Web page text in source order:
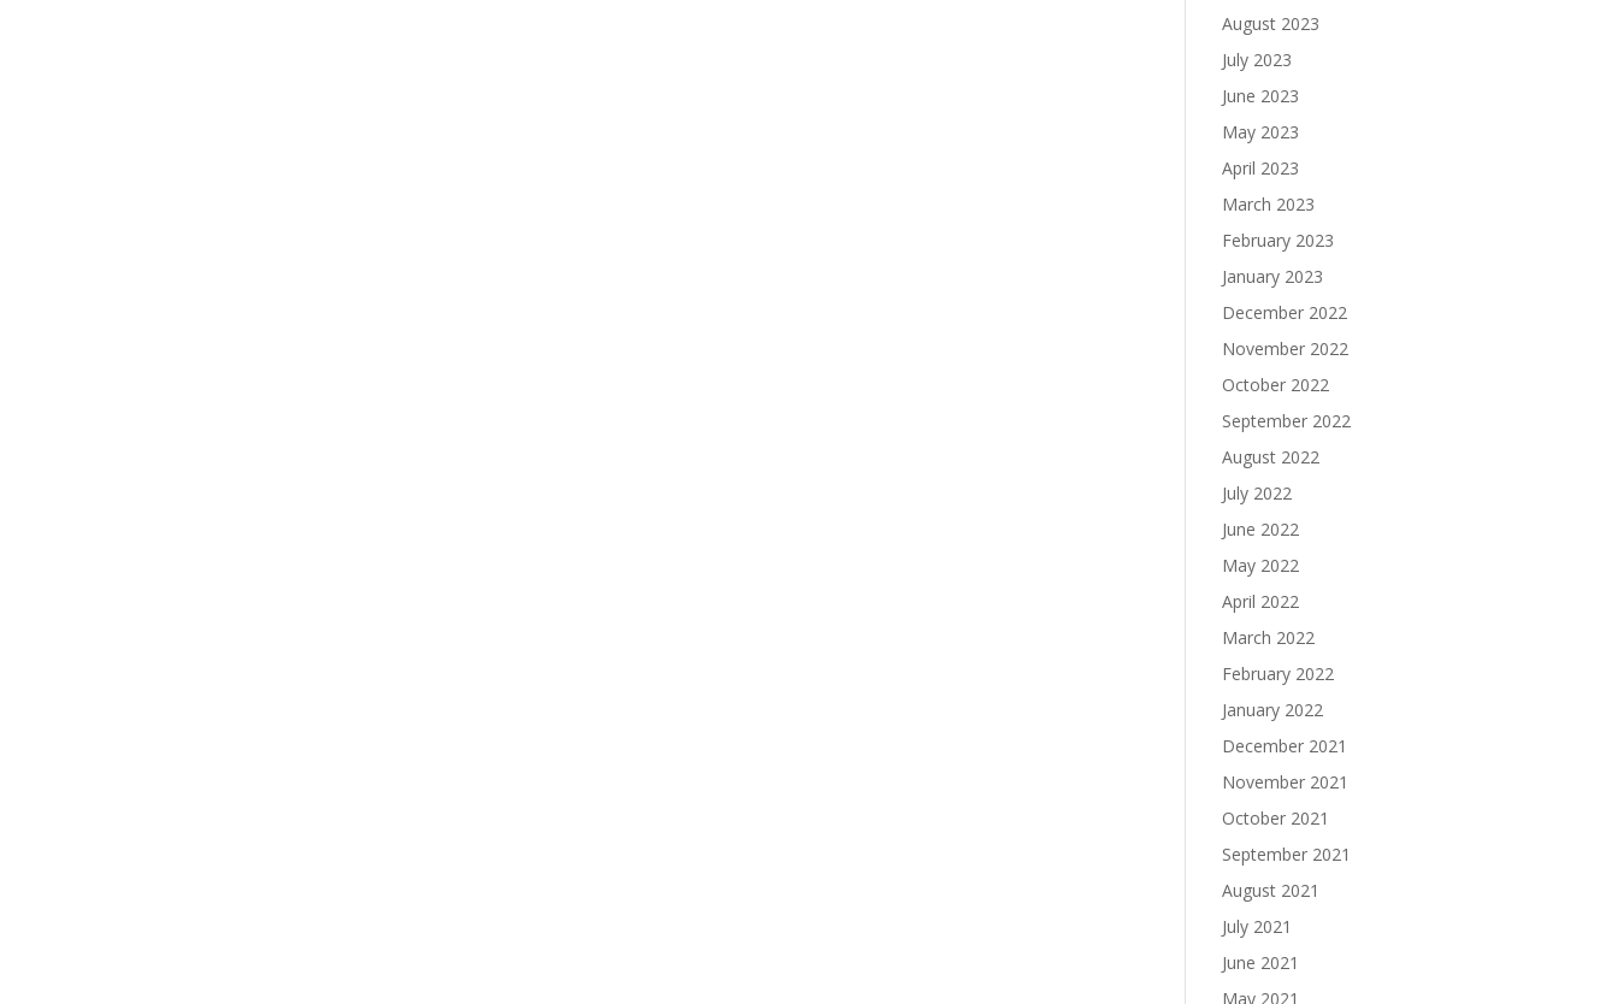
August 2023
July 2023
June 2023
May 2023
April 2023
March 2023
February 2023
January 2023
December 2022
November 2022
October 2022
September 2022
August 2022
July 2022
June 2022
May 2022
April 2022
March 2022
February 2022
January 2022
December 2021
November 2021
October 2021
September 2021
August 2021
July 2021
June 2021
May 2021